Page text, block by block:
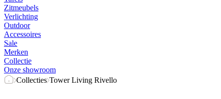
Zitmeubels
Verlichting
Outdoor
Accessoires
Sale
Merken
Collectie
Onze showroom
Collecties Tower Living Rivello